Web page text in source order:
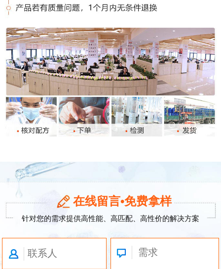
在线留言•免费拿样
针对您的需求提供高性能、高匹配、高性价的解决方案